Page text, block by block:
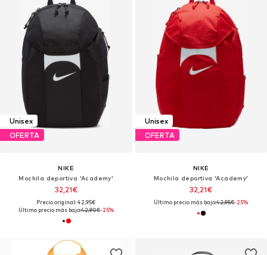
Unisex
OFERTA
NIKE
Mochila deportiva 'Academy'
32,21€
Precio original: 42,95€
Último precio más bajo:42,90€-25%
Unisex
OFERTA
NIKE
Mochila deportiva 'Academy'
32,21€
Último precio más bajo:42,95€-25%